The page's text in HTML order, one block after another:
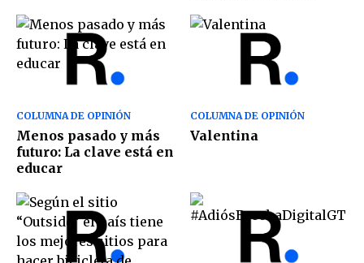
COLUMNA DE OPINIÓN
Menos pasado y más
futuro: La clave está en
educar
COLUMNA DE OPINIÓN
Valentina